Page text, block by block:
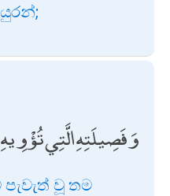
وَفَصِيلَتِهِ الَّتِي تُؤْوِيهِ
වූ තම